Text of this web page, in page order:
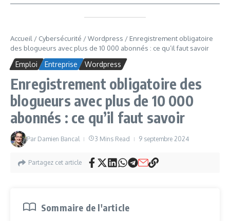
Accueil / Cybersécurité /Wordpress / Enregistrement obligatoire
des blogueurs avec plus de 10 000 abonnés : ce qu’il faut savoir
Emploi Entreprise Wordpress
Enregistrement obligatoire des
blogueurs avec plus de 10 000
abonnés : ce qu’il faut savoir
Par Damien Bancal 3 Mins Read 9 septembre 2024
Partagez cet article
Sommaire de l'article